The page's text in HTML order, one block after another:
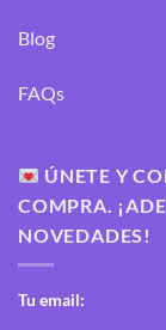
Blog
FAQs
ÚNETE Y
COMPRA.
NOVEDADES!
Tu email: